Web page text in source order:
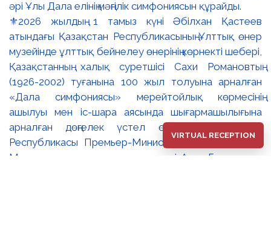
⚜️2026 жылдың 1 тамыз күні Әбілхан Қастеев
атындағы Қазақстан Республикасының Ұлттық өнер
музейінде ұлттық бейнелеу өнерінің көрнекті шебері,
Қазақстанның халық суретшісі Сахи Романовтың
(1926-2002) туғанына 100 жыл толуына арналған
«Дала симфониясы» мерейтойлық көрмесінің
ашылуы мен іс-шара аясында шығармашылығына
арналған дөңгелек үстел өтті. 🔹Қазақстан
Республикасы Премьер-Министрінің орынбасары –
Мәдениет және ақпарат министрі Аида Ғалымқызы
VIRTUAL RECEPTION